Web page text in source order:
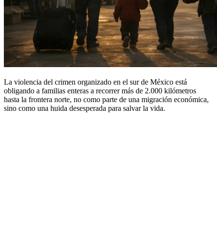
La violencia del crimen organizado en el sur de México está
obligando a familias enteras a recorrer más de 2.000 kilómetros
hasta la frontera norte, no como parte de una migración económica,
sino como una huida desesperada para salvar la vida.